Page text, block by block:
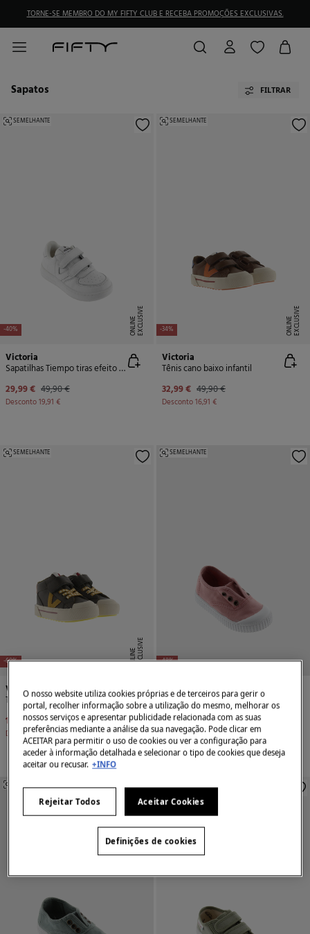
TORNE-SE MEMBRO DO MY FIFTY CLUB E RECEBA PROMOÇÕES EXCLUSIVAS.
Sapatos FILTRAR
-40% E
X
C
L
U
SI
V
E
O
N
LI
N
E
SEMELHANTE
Victoria
Sapatilhas Tiempo tiras efeito pele
29,99 € 49,90 €
Desconto19,91 €
-34% E
X
C
L
U
SI
V
E
O
N
LI
N
E
SEMELHANTE
Victoria
Tênis cano baixo infantil
32,99 € 49,90 €
Desconto16,91 €
-60% E
X
C
L
U
SI
V
E
O
N
LI
N
E
SEMELHANTE
Victoria
Tênis cano alto infantil
19,99 € 49,90 €
Desconto29,91 €
-48%
SEMELHANTE
Victoria
Sapatilha inglesa
17,99 € 34,90 €
Desconto16,91 €
O nosso website utiliza cookies próprias e de terceiros para gerir o
portal, recolher informação sobre a utilização do mesmo, melhorar os
nossos serviços e apresentar publicidade relacionada com as suas
preferências mediante a análise da sua navegação. Pode clicar em
ACEITAR para permitir o uso de cookies ou ver a configuração para
aceder à informação detalhada e selecionar o tipo de cookies que deseja
aceitar ou recusar. +INFO
Rejeitar Todos Aceitar Cookies
Definições de cookies